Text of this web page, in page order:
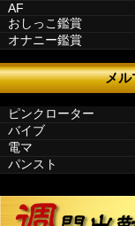
AF
おしっこ鑑賞
オナニー鑑賞
メル
ピンクローター
バイブ
電マ
パンスト